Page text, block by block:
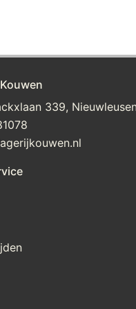
339, Nieuwleusen